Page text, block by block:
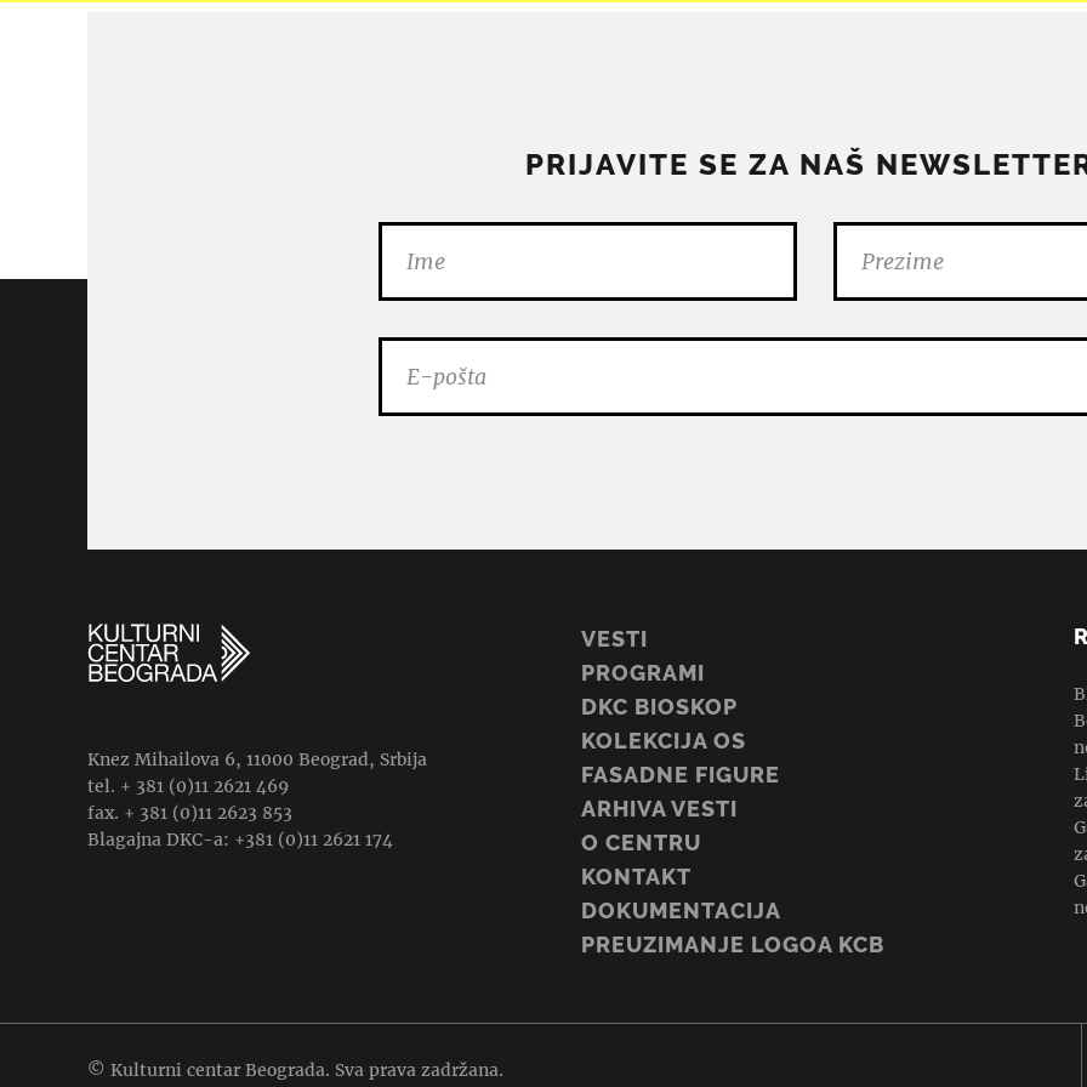
PRIJAVITE SE ZA NAŠ
Knez Mihailova 6, 11000 Beograd, Srbija
tel. + 381 (0)11 2621 469
fax. + 381 (0)11 2623 853
Blagajna DKC-a: +381 (0)11 2621 174
VESTI
PROGRAMI
DKC BIOSKOP
KOLEKCIJA OS
FASADNE FIGURE
ARHIVA VESTI
O CENTRU
KONTAKT
DOKUMENTACIJA
PREUZIMANJE LOGOA KCB
© Kulturni centar Beograda. Sva prava zadržana.